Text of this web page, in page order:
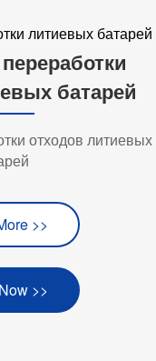
литиевых батарей
батарей
отходов литиевых
>>
>>